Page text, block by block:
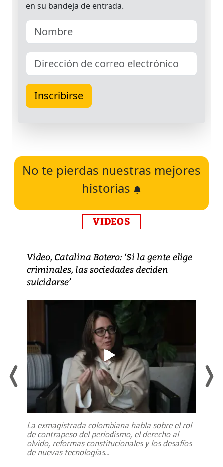
No te pierdas nuestras mejores
historias
VIDEOS
Video, Catalina Botero: ‘Si la gente elige
criminales, las sociedades deciden
suicidarse’
La exmagistrada colombiana habla sobre el rol
de contrapeso del periodismo, el derecho al
olvido, reformas constitucionales y los desafíos
de nuevas tecnologías...